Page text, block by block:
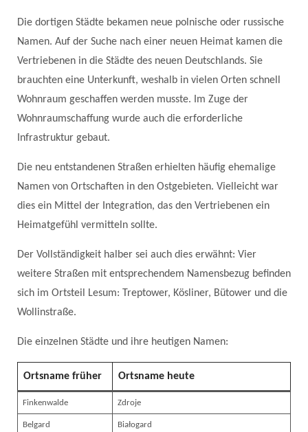
Die dortigen Städte bekamen neue polnische oder russische
Namen. Auf der Suche nach einer neuen Heimat kamen die
Vertriebenen in die Städte des neuen Deutschlands. Sie
brauchten eine Unterkunft, weshalb in vielen Orten schnell
Wohnraum geschaffen werden musste. Im Zuge der
Wohnraumschaffung wurde auch die erforderliche
Infrastruktur gebaut.
Die neu entstandenen Straßen erhielten häufig ehemalige
Namen von Ortschaften in den Ostgebieten. Vielleicht war
dies ein Mittel der Integration, das den Vertriebenen ein
Heimatgefühl vermitteln sollte.
Der Vollständigkeit halber sei auch dies erwähnt: Vier
weitere Straßen mit entsprechendem Namensbezug befinden
sich im Ortsteil Lesum: Treptower, Kösliner, Bütower und die
Wollinstraße.
Die einzelnen Städte und ihre heutigen Namen:
Ortsname früher Ortsname heute
Finkenwalde Zdroje
Belgard Białogard